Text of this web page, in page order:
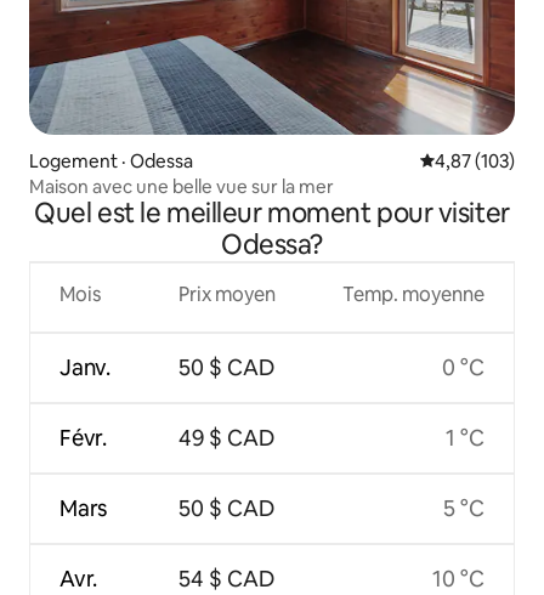
Logement · Odessa Note
4,87 (103)
Maison avec une belle vue sur la mer
Quel est le meilleur moment pour visiter
Odessa?
Mois
Janv.
Févr.
Mars
Avr.
Prix moyen
50 $ CAD
49 $ CAD
50 $ CAD
54 $ CAD
Temp. moyenne
0 °C
1 °C
5 °C
10 °C